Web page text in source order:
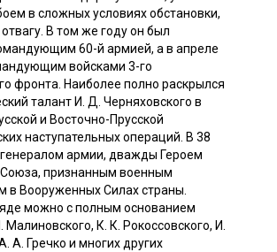
в сложных условиях обстановки,
В том же году он был
60-й армией, а в апреле
войсками 3-го
фронта. Наиболее полно раскрылся
талант И. Д. Черняховского в
и Восточно-Прусской
наступательных операций. В 38
генералом армии, дважды Героем
Союза, признанным военным
в Вооруженных Силах страны.
можно с полным основанием
Малиновского, К. К. Рокоссовского, И.
А. Гречко и многих других